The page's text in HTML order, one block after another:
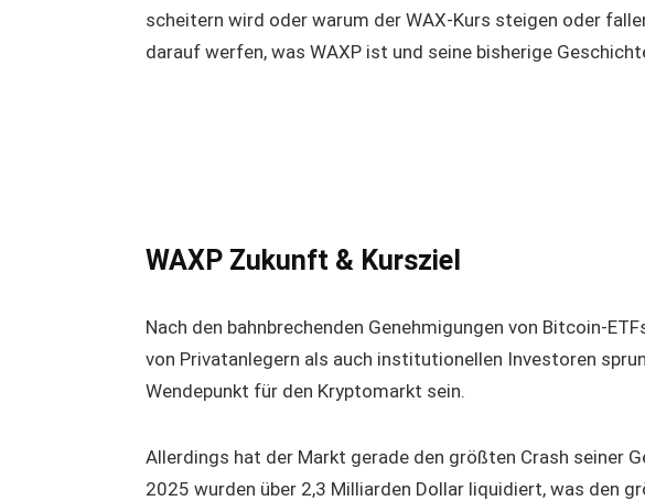
scheitern wird oder warum der WAX-Kurs steigen oder
darauf werfen, was WAXP ist und seine bisherige
WAXP Zukunft & Kursziel
Nach den bahnbrechenden Genehmigungen von Bitcoin-
von Privatanlegern als auch institutionellen Investoren
Wendepunkt für den Kryptomarkt sein.
Allerdings hat der Markt gerade den größten Crash seiner
2025 wurden über 2,3 Milliarden Dollar liquidiert, was den